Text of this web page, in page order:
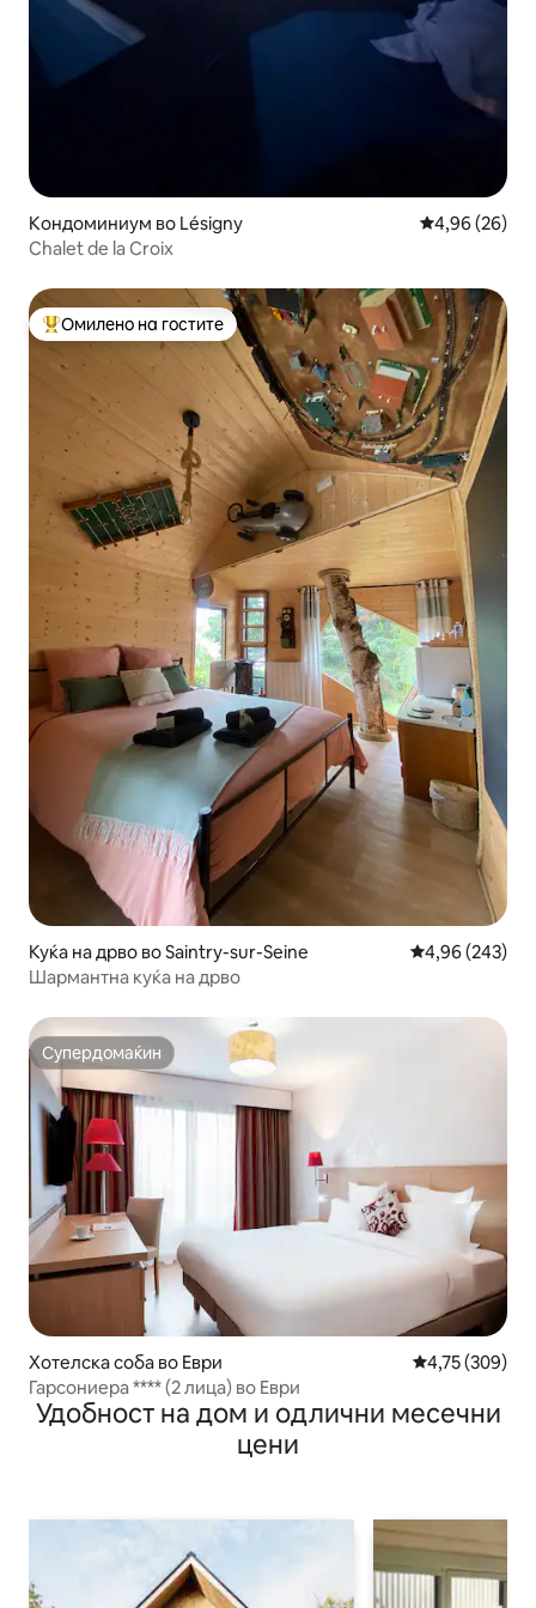
Кондоминиум во Lésigny Просечна
4,96 (26)
Chalet de la Croix
Меѓу најуспешните „Омилени на гостите“
Омилено на гостите
Куќа на дрво во Saintry-sur-Seine Просечна
4,96 (243)
Шармантна куќа на дрво
Супердомаќин
Супердомаќин
Хотелска соба во Еври Просечна
4,75 (309)
Гарсониера **** (2 лица) во Еври
Удобност на дом и одлични месечни
цени